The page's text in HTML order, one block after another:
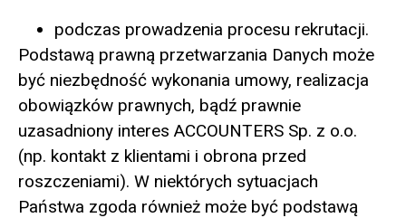
podczas prowadzenia procesu rekrutacji.
Podstawą prawną przetwarzania Danych może
być niezbędność wykonania umowy, realizacja
obowiązków prawnych, bądź prawnie
uzasadniony interes ACCOUNTERS Sp. z o.o.
(np. kontakt z klientami i obrona przed
roszczeniami). W niektórych sytuacjach
Państwa zgoda również może być podstawą